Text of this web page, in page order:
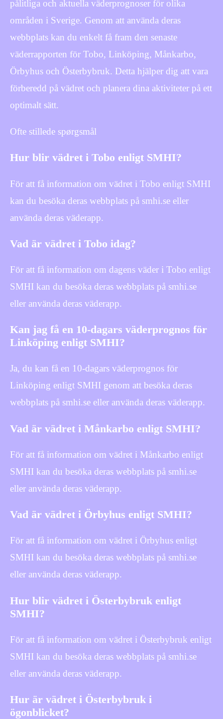
pålitliga och aktuella väderprognoser för olika
områden i Sverige. Genom att använda deras
webbplats kan du enkelt få fram den senaste
väderrapporten för Tobo, Linköping, Månkarbo,
Örbyhus och Österbybruk. Detta hjälper dig att vara
förberedd på vädret och planera dina aktiviteter på ett
optimalt sätt.
Ofte stillede spørgsmål
Hur blir vädret i Tobo enligt SMHI?
För att få information om vädret i Tobo enligt SMHI
kan du besöka deras webbplats på smhi.se eller
använda deras väderapp.
Vad är vädret i Tobo idag?
För att få information om dagens väder i Tobo enligt
SMHI kan du besöka deras webbplats på smhi.se
eller använda deras väderapp.
Kan jag få en 10-dagars väderprognos för
Linköping enligt SMHI?
Ja, du kan få en 10-dagars väderprognos för
Linköping enligt SMHI genom att besöka deras
webbplats på smhi.se eller använda deras väderapp.
Vad är vädret i Månkarbo enligt SMHI?
För att få information om vädret i Månkarbo enligt
SMHI kan du besöka deras webbplats på smhi.se
eller använda deras väderapp.
Vad är vädret i Örbyhus enligt SMHI?
För att få information om vädret i Örbyhus enligt
SMHI kan du besöka deras webbplats på smhi.se
eller använda deras väderapp.
Hur blir vädret i Österbybruk enligt
SMHI?
För att få information om vädret i Österbybruk enligt
SMHI kan du besöka deras webbplats på smhi.se
eller använda deras väderapp.
Hur är vädret i Österbybruk i
ögonblicket?